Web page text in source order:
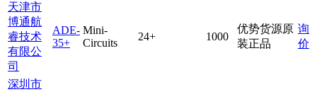
天津市
博通航
睿技术
有限公
司
ADE-
35+
Mini-
Circuits
24+ 1000
优势货源原
装正品
询
价
深圳市